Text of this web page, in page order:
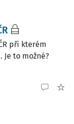
při kterém
to možné?